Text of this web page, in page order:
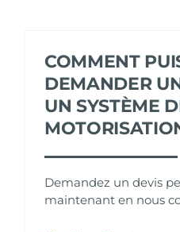
COMMENT
DEMANDER
UN SYSTÈME
Demandez un devis
maintenant en nous